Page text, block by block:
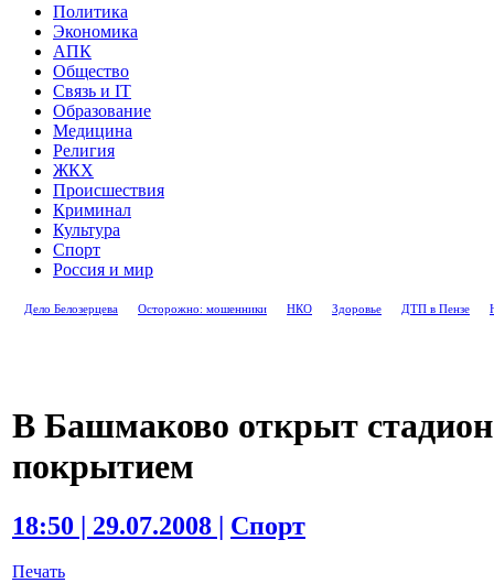
Политика
Экономика
АПК
Общество
Связь и IT
Образование
Медицина
Религия
ЖКХ
Происшествия
Криминал
Культура
Спорт
Россия и мир
Дело Белозерцева Осторожно: мошенники НКО Здоровье ДТП в Пензе
В Башмаково открыт
покрытием
18:50 | 29.07.2008 | Спорт
Печать